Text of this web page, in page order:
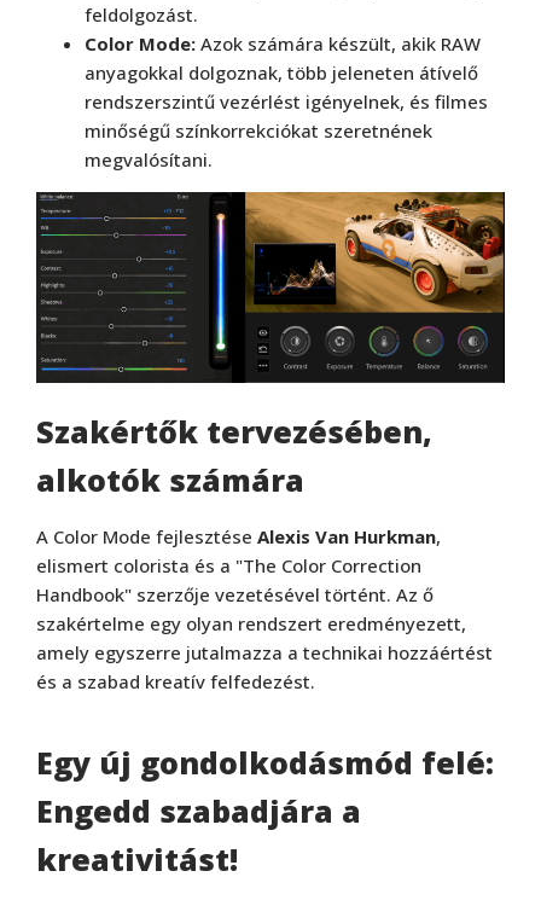
feldolgozást.
Color Mode: Azok számára készült, akik RAW
anyagokkal dolgoznak, több jeleneten átívelő
rendszerszintű vezérlést igényelnek, és filmes
minőségű színkorrekciókat szeretnének
megvalósítani.
Szakértők tervezésében,
alkotók számára
A Color Mode fejlesztése Alexis Van Hurkman,
elismert colorista és a "The Color Correction
Handbook" szerzője vezetésével történt. Az ő
szakértelme egy olyan rendszert eredményezett,
amely egyszerre jutalmazza a technikai hozzáértést
és a szabad kreatív felfedezést.
Egy új gondolkodásmód felé:
Engedd szabadjára a
kreativitást!